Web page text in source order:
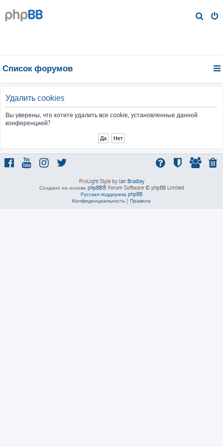
Список форумов
Удалить cookies
Вы уверены, что хотите удалить все cookie, установленные данной
конференцией?
ProLight Style by Ian Bradley
Создано на основе phpBB® Forum Software © phpBB Limited
Русская поддержка phpBB
Конфиденциальность | Правила